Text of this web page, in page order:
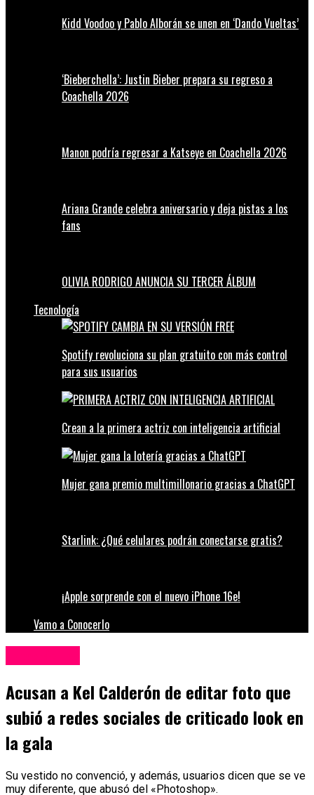
Kidd Voodoo y Pablo Alborán se unen en ‘Dando Vueltas’
‘Bieberchella’: Justin Bieber prepara su regreso a
Coachella 2026
Manon podría regresar a Katseye en Coachella 2026
Ariana Grande celebra aniversario y deja pistas a los
fans
OLIVIA RODRIGO ANUNCIA SU TERCER ÁLBUM
Tecnología
Spotify revoluciona su plan gratuito con más control
para sus usuarios
Crean a la primera actriz con inteligencia artificial
Mujer gana premio multimillonario gracias a ChatGPT
Starlink: ¿Qué celulares podrán conectarse gratis?
¡Apple sorprende con el nuevo iPhone 16e!
Vamo a Conocerlo
Acusan a Kel Calderón de editar foto que
subió a redes sociales de criticado look en
la gala
Su vestido no convenció, y además, usuarios dicen que se ve
muy diferente, que abusó del «Photoshop».